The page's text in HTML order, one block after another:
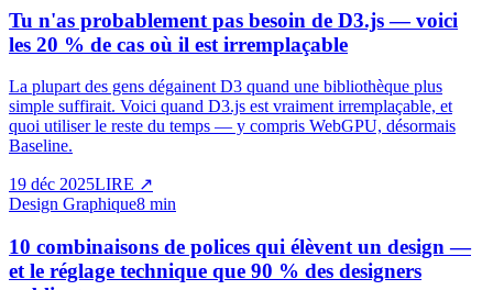
Tu n'as probablement pas besoin de D3.js — voici
les 20 % de cas où il est irremplaçable
La plupart des gens dégainent D3 quand une bibliothèque plus
simple suffirait. Voici quand D3.js est vraiment irremplaçable, et
quoi utiliser le reste du temps — y compris WebGPU, désormais
Baseline.
19 déc 2025LIRE ↗
Design Graphique8 min
10 combinaisons de polices qui élèvent un design —
et le réglage technique que 90 % des designers